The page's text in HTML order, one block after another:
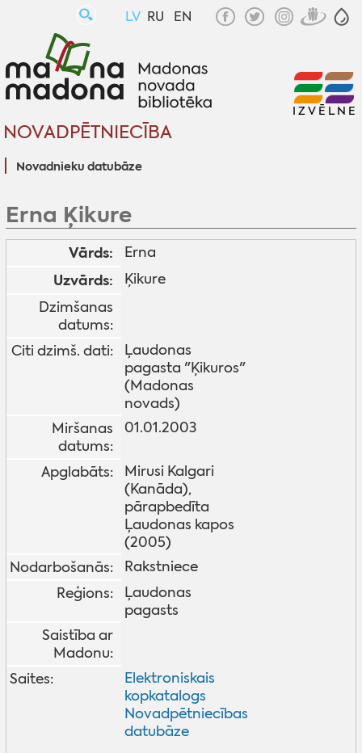
LV RU EN
NOVADPĒTNIECĪBA
Novadnieku datubāze
IZVĒLNE
Erna Ķikure
Vārds: Erna
Uzvārds:
Ķikure
Dzimšanas
datums:
Citi dzimš. dati:
Ļaudonas
pagasta "Ķikuros"
(Madonas
novads)
Miršanas
datums:
01.01.2003
Apglabāts:
Mirusi Kalgari
(Kanāda),
pārapbedīta
Ļaudonas kapos
(2005)
Nodarbošanās:
Rakstniece
Reģions:
Ļaudonas
pagasts
Saistība ar
Madonu:
Saites:
Elektroniskais
kopkatalogs
Novadpētniecības
datubāze